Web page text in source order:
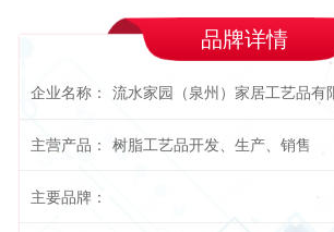
品牌详情
企业名称： 流水家园（泉州）家居工艺品有
主营产品： 树脂工艺品开发、生产、销售
主要品牌：